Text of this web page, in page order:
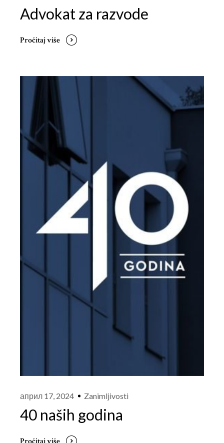
Advokat za razvode
Pročitaj više
април 17, 2024 Zanimljivosti
40 naših godina